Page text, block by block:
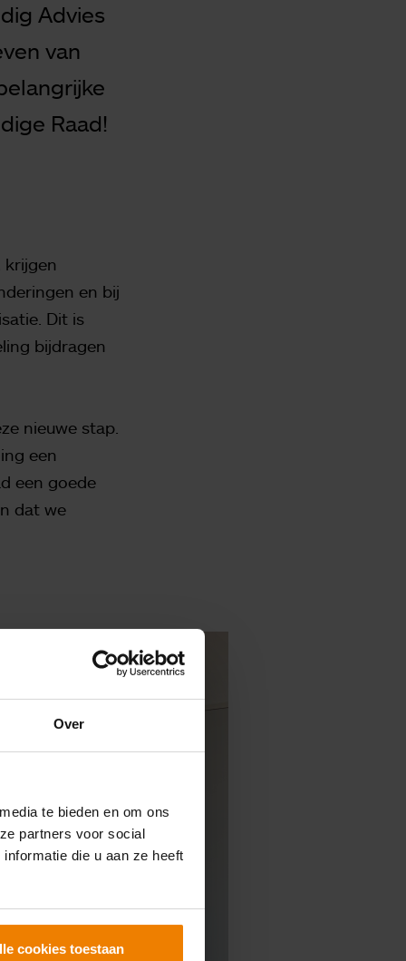
Over
te bieden en om ons
partners voor social
die u aan ze heeft
cookies toestaan
Advies
van
Raad!
krijgen
en bij
Dit is
bijdragen
nieuwe stap.
een
een goede
dat we